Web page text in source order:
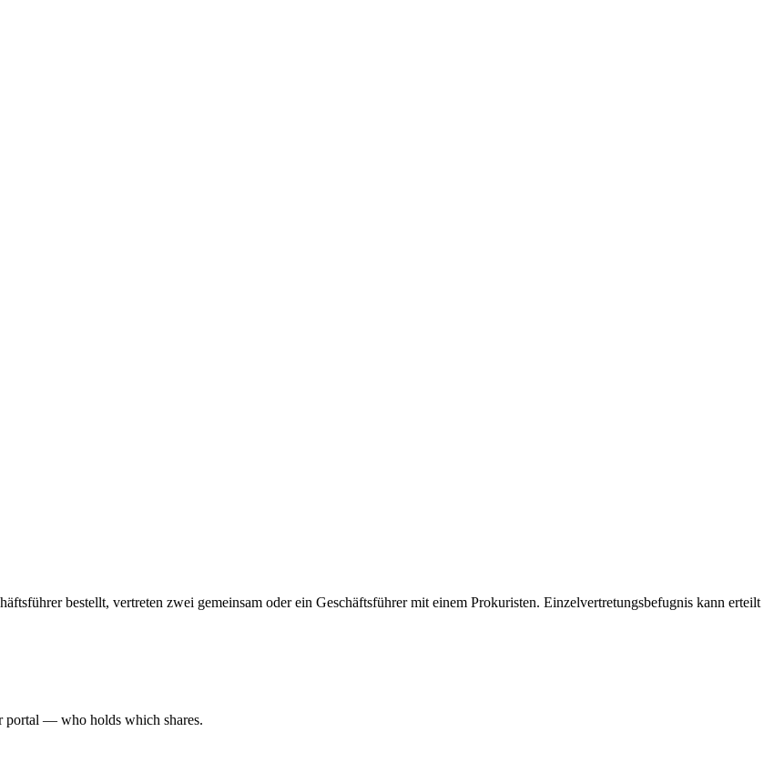
bestellt, vertreten zwei gemeinsam oder ein Geschäftsführer mit einem Prokuristen. Einzelvertretungsbefugnis kann erteilt
portal — who holds which shares.